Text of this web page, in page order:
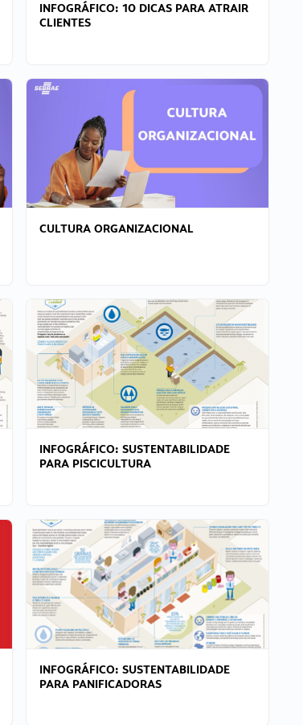
INFOGRÁFICO: 10 DICAS PARA ATRAIR
CLIENTES
CULTURA ORGANIZACIONAL
INFOGRÁFICO: SUSTENTABILIDADE
PARA PISCICULTURA
INFOGRÁFICO: SUSTENTABILIDADE
PARA PANIFICADORAS